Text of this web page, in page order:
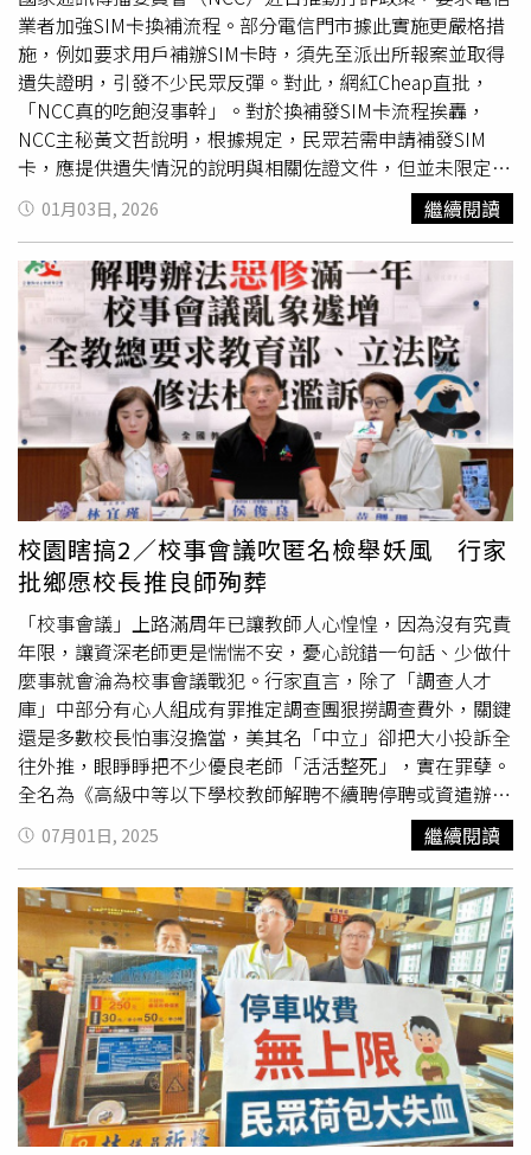
業者加強SIM卡換補流程。部分電信門市據此實施更嚴格措
施，例如要求用戶補辦SIM卡時，須先至派出所報案並取得
遺失證明，引發不少民眾反彈。對此，網紅Cheap直批，
「NCC真的吃飽沒事幹」。對於換補發SIM卡流程挨轟，
NCC主秘黃文哲說明，根據規定，民眾若需申請補發SIM
卡，應提供遺失情況的說明與相關佐證文件，但並未限定為
「報案證明」一途。他指出，是部分電信業者將規定過度簡
化，僅接受警方報案單作為依據，導致民眾誤以為補卡一定
要報警。針對此政策實施後引發的實務困擾，網紅Cheap在
臉書專頁發文表達不滿。他質疑，補辦SIM卡的條件與流程
過於繁瑣，與實際狀況脫節。他指出，「手機遺失大多SIM
卡跟著丟，哪來的舊卡啊？」此外，他認為讓警方協助處理
報案單作為補卡依據，也讓基層警力承擔額外行政負擔。
Cheap進一步指出，NCC強調「證明不限於遺失證明，電信
業者必須審核」的說法，等於將審核責任完全交由門市人
員。他質疑，門市人員並無公權力，究竟要用什麼標準來判
斷民眾遺失卡片的真實性？「那什麼算證明？里長簽名？手
寫切結書？發誓可以嗎？」他揶揄說，是否需要民眾在櫃台
對著店員發誓SIM卡真的不見了，才能成功補辦，「我發誓
SIM卡真的不見了！如果我是騙子，就讓我訊號永遠只有一
格」 然後簽名蓋章，一臉誠懇地遞給門市人員，同時他也
指出，真正的詐騙集團，早就準備好各種證件、人頭戶了。
此外，Cheap也批評NCC過去曾提出藍牙商品須繳交750元
審查費，卻未見實際審查行動，讓網購族群無辜受牽連，
「最好笑的是，這種白癡政策都還有人護航，臉腫到媽媽都
認不清了。」
01月03日, 2026 繼續閱讀
校園瞎搞2／校事會議吹匿名檢舉妖風 行家
批鄉愿校長推良師殉葬
「校事會議」上路滿周年已讓教師人心惶惶，因為沒有究責
年限，讓資深老師更是惴惴不安，憂心說錯一句話、少做什
麼事就會淪為校事會議戰犯。行家直言，除了「調查人才
庫」中部分有心人組成有罪推定調查團狠撈調查費外，關鍵
還是多數校長怕事沒擔當，美其名「中立」卻把大小投訴全
往外推，眼睜睜把不少優良老師「活活整死」，實在罪孽。
全名為《高級中等以下學校教師解聘不續聘停聘或資遣辦
法》中規定，學校只要接獲檢舉或知悉教師疑似有損及被害
人（學生）的學習權、受教育權、身體自主權、人格發展權
及其他權利時，「得」依校事會議決議，適當調整行為人
（教師）課務或行政兼職。然而不少校事會議「苦主」教師
同聲批評，就是這個「得」字讓校長權力無限膨脹，不少校
長宣稱基於公平起見，避免過去外界批評的「師師相護」，
因此所有投訴案都訴諸校事會議，而校事會議啟動前，同步
需進行先前調查工作，這時必須遴聘教育部「調查人才庫」
中的「專家」來調查，期間有罪推定、不正問訊亂象滿天
飛，北、中、南各地上百位苦主已連聲抗議。儘管目前教育
環境險峻，「校長」一職仍被不少教職人員視為家族榮譽，
而校長的性格也與校務發展息息相關。圖為2024台北市新
07月01日, 2025 繼續閱讀